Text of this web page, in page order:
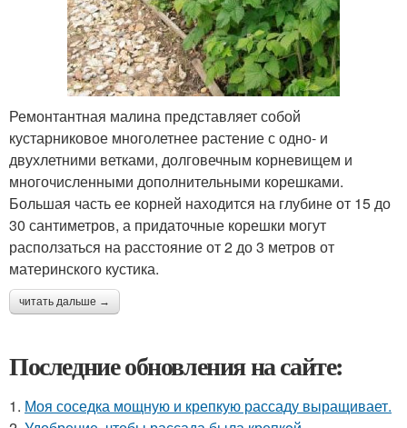
Ремонтантная малина представляет собой
кустарниковое многолетнее растение с одно- и
двухлетними ветками, долговечным корневищем и
многочисленными дополнительными корешками.
Большая часть ее корней находится на глубине от 15 до
30 сантиметров, а придаточные корешки могут
расползаться на расстояние от 2 до 3 метров от
материнского кустика.
читать дальше →
Последние обновления на сайте:
1. Моя соседка мощную и крепкую рассаду выращивает.